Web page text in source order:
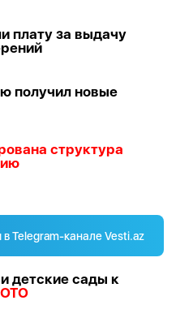
плату за выдачу
получил новые
структура
Telegram-канале Vesti.az
детские сады к